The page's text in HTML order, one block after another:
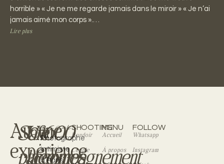
horrible » « Je ne me regarde jamais dans le miroir » « Je n’ai
jamais aimé mon corps ».…
Lire plus
Aucune
expérience
Safe
Un
+600
Photographe
intimiste
à Paris.
SHOOTING
Boudoir
Couple
MENU
Accueil
À propos
FOLLOW
Whatsapp
Instagram